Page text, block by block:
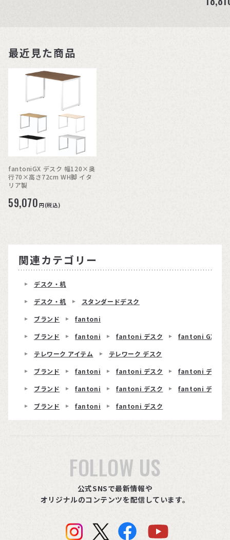
最近見た商品
fantoniGX デスク 幅120×奥
行70×高さ72cm WH脚 イタ
リア製
59,070 円(税込)
関連カテゴリー
デスク・机
デスク・机
スタンダードデスク
ブランド
fantoni
ブランド
fantoni fantoni デスク
fantoni GX
テレワーク アイテム
テレワーク デスク
ブランド
fantoni fantoni デスク
fantoni デスク
ブランド
fantoni fantoni デスク
fantoni デスク
ブランド
fantoni fantoni デスク
FOLLOW US
公式SNSで最新情報や
オリジナルのコンテンツを配信しています。